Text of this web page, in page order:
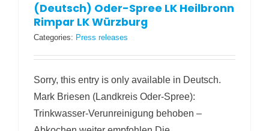
(Deutsch) Oder-Spree LK Heilbronn
Rimpar LK Würzburg
Categories: Press releases
Sorry, this entry is only available in Deutsch.
Mark Briesen (Landkreis Oder-Spree):
Trinkwasser-Verunreinigung behoben –